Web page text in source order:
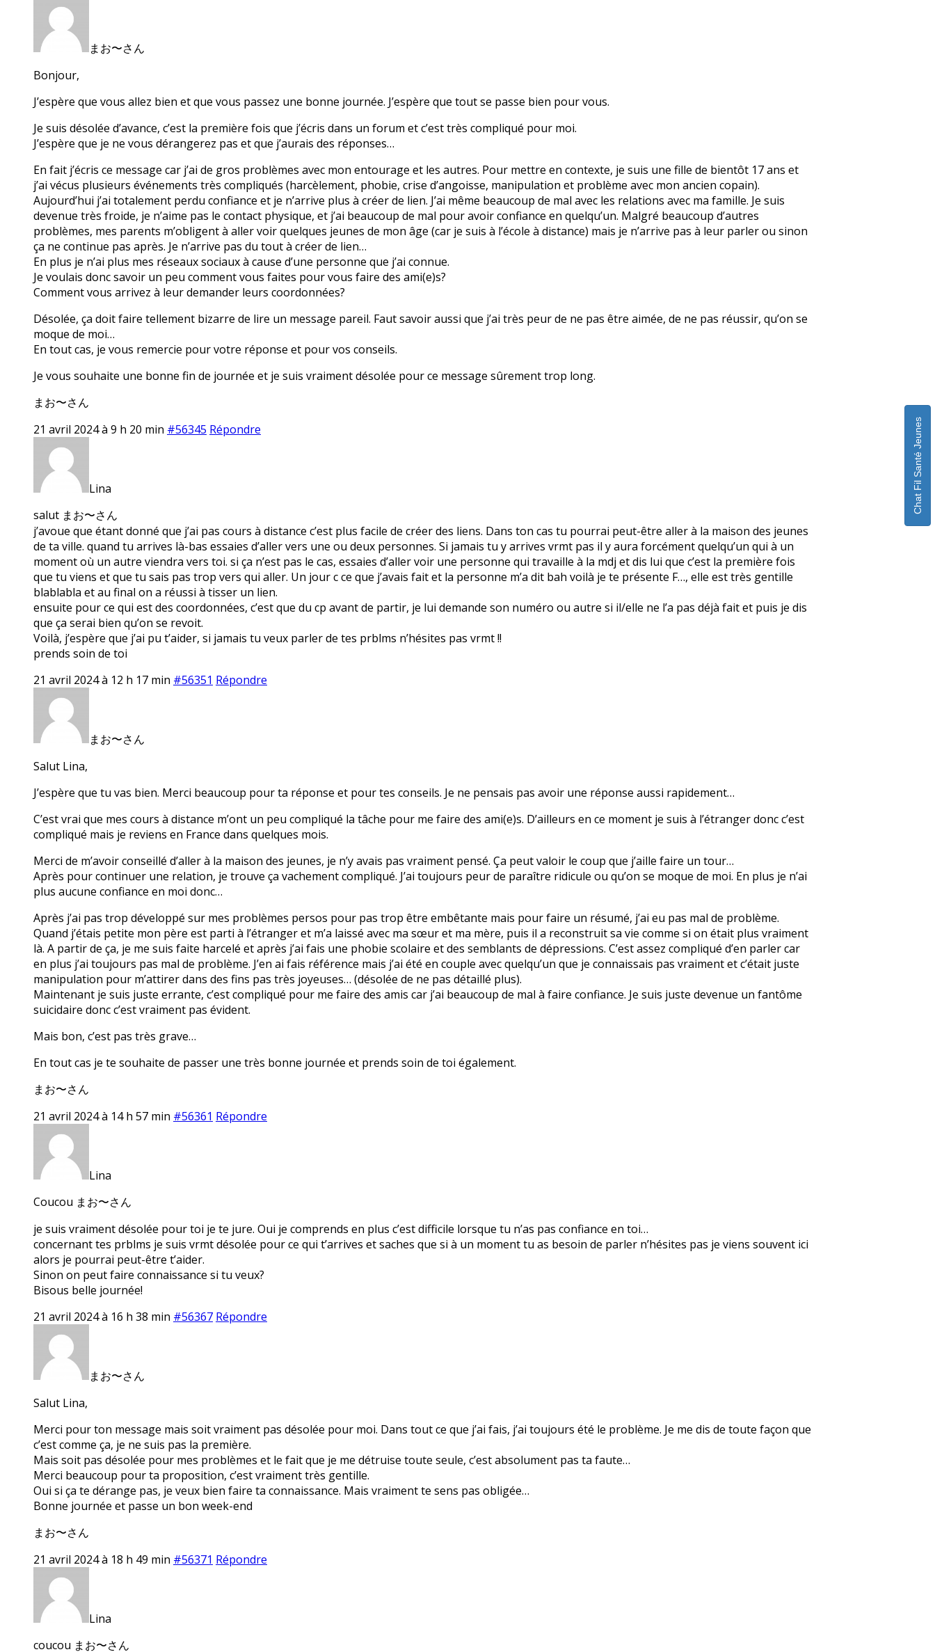
まお〜さん
Bonjour,
J’espère que vous allez bien et que vous passez une bonne journée. J’espère que tout se passe bien pour vous.
Je suis désolée d’avance, c’est la première fois que j’écris dans un forum et c’est très compliqué pour moi.
J’espère que je ne vous dérangerez pas et que j’aurais des réponses…
En fait j’écris ce message car j’ai de gros problèmes avec mon entourage et les autres. Pour mettre en contexte, je suis une fille de bientôt 17 ans et
j’ai vécus plusieurs événements très compliqués (harcèlement, phobie, crise d’angoisse, manipulation et problème avec mon ancien copain).
Aujourd’hui j’ai totalement perdu confiance et je n’arrive plus à créer de lien. J’ai même beaucoup de mal avec les relations avec ma famille. Je suis
devenue très froide, je n’aime pas le contact physique, et j’ai beaucoup de mal pour avoir confiance en quelqu’un. Malgré beaucoup d’autres
problèmes, mes parents m’obligent à aller voir quelques jeunes de mon âge (car je suis à l’école à distance) mais je n’arrive pas à leur parler ou sinon
ça ne continue pas après. Je n’arrive pas du tout à créer de lien…
En plus je n’ai plus mes réseaux sociaux à cause d’une personne que j’ai connue.
Je voulais donc savoir un peu comment vous faites pour vous faire des ami(e)s?
Comment vous arrivez à leur demander leurs coordonnées?
Désolée, ça doit faire tellement bizarre de lire un message pareil. Faut savoir aussi que j’ai très peur de ne pas être aimée, de ne pas réussir, qu’on se
moque de moi…
En tout cas, je vous remercie pour votre réponse et pour vos conseils.
Je vous souhaite une bonne fin de journée et je suis vraiment désolée pour ce message sûrement trop long.
まお〜さん
21 avril 2024 à 9 h 20 min #56345 Répondre
Lina
salut まお〜さん
j’avoue que étant donné que j’ai pas cours à distance c’est plus facile de créer des liens. Dans ton cas tu pourrai peut-être aller à la maison des jeunes
de ta ville. quand tu arrives là-bas essaies d’aller vers une ou deux personnes. Si jamais tu y arrives vrmt pas il y aura forcément quelqu’un qui à un
moment où un autre viendra vers toi. si ça n’est pas le cas, essaies d’aller voir une personne qui travaille à la mdj et dis lui que c’est la première fois
que tu viens et que tu sais pas trop vers qui aller. Un jour c ce que j’avais fait et la personne m’a dit bah voilà je te présente F…, elle est très gentille
blablabla et au final on a réussi à tisser un lien.
ensuite pour ce qui est des coordonnées, c’est que du cp avant de partir, je lui demande son numéro ou autre si il/elle ne l’a pas déjà fait et puis je dis
que ça serai bien qu’on se revoit.
Voilà, j’espère que j’ai pu t’aider, si jamais tu veux parler de tes prblms n’hésites pas vrmt !!
prends soin de toi
21 avril 2024 à 12 h 17 min #56351 Répondre
まお〜さん
Salut Lina,
J’espère que tu vas bien. Merci beaucoup pour ta réponse et pour tes conseils. Je ne pensais pas avoir une réponse aussi rapidement…
C’est vrai que mes cours à distance m’ont un peu compliqué la tâche pour me faire des ami(e)s. D’ailleurs en ce moment je suis à l’étranger donc c’est
compliqué mais je reviens en France dans quelques mois.
Merci de m’avoir conseillé d’aller à la maison des jeunes, je n’y avais pas vraiment pensé. Ça peut valoir le coup que j’aille faire un tour…
Après pour continuer une relation, je trouve ça vachement compliqué. J’ai toujours peur de paraître ridicule ou qu’on se moque de moi. En plus je n’ai
plus aucune confiance en moi donc…
Après j’ai pas trop développé sur mes problèmes persos pour pas trop être embêtante mais pour faire un résumé, j’ai eu pas mal de problème.
Quand j’étais petite mon père est parti à l’étranger et m’a laissé avec ma sœur et ma mère, puis il a reconstruit sa vie comme si on était plus vraiment
là. A partir de ça, je me suis faite harcelé et après j’ai fais une phobie scolaire et des semblants de dépressions. C’est assez compliqué d’en parler car
en plus j’ai toujours pas mal de problème. J’en ai fais référence mais j’ai été en couple avec quelqu’un que je connaissais pas vraiment et c’était juste
manipulation pour m’attirer dans des fins pas très joyeuses… (désolée de ne pas détaillé plus).
Maintenant je suis juste errante, c’est compliqué pour me faire des amis car j’ai beaucoup de mal à faire confiance. Je suis juste devenue un fantôme
suicidaire donc c’est vraiment pas évident.
Mais bon, c’est pas très grave…
En tout cas je te souhaite de passer une très bonne journée et prends soin de toi également.
まお〜さん
21 avril 2024 à 14 h 57 min #56361 Répondre
Lina
Coucou まお〜さん
je suis vraiment désolée pour toi je te jure. Oui je comprends en plus c’est difficile lorsque tu n’as pas confiance en toi…
concernant tes prblms je suis vrmt désolée pour ce qui t’arrives et saches que si à un moment tu as besoin de parler n’hésites pas je viens souvent ici
alors je pourrai peut-être t’aider.
Sinon on peut faire connaissance si tu veux?
Bisous belle journée!
21 avril 2024 à 16 h 38 min #56367 Répondre
まお〜さん
Salut Lina,
Merci pour ton message mais soit vraiment pas désolée pour moi. Dans tout ce que j’ai fais, j’ai toujours été le problème. Je me dis de toute façon que
c’est comme ça, je ne suis pas la première.
Mais soit pas désolée pour mes problèmes et le fait que je me détruise toute seule, c’est absolument pas ta faute…
Merci beaucoup pour ta proposition, c’est vraiment très gentille.
Oui si ça te dérange pas, je veux bien faire ta connaissance. Mais vraiment te sens pas obligée…
Bonne journée et passe un bon week-end
まお〜さん
21 avril 2024 à 18 h 49 min #56371 Répondre
Lina
coucou まお〜さん
Chat Fil Santé Jeunes